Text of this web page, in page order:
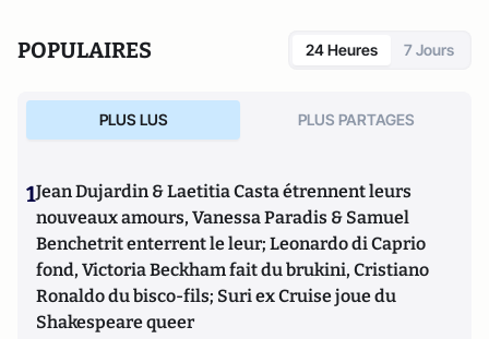
POPULAIRES 24 Heures 7 Jours
PLUS LUS PLUS PARTAGES
1Jean Dujardin & Laetitia Casta étrennent leurs
nouveaux amours, Vanessa Paradis & Samuel
Benchetrit enterrent le leur; Leonardo di Caprio
fond, Victoria Beckham fait du brukini, Cristiano
Ronaldo du bisco-fils; Suri ex Cruise joue du
Shakespeare queer